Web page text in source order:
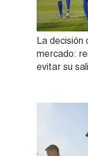
La decisión
mercado:
evitar su